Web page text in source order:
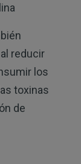
reducir
los
toxinas
de